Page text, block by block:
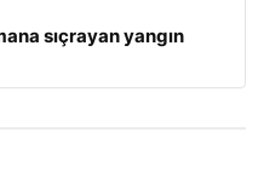
sıçrayan yangın